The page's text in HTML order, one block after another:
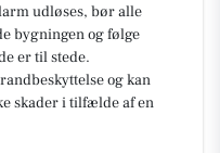
udløses, bør alle
bygningen og følge
er til stede.
og kan
skader i tilfælde af en